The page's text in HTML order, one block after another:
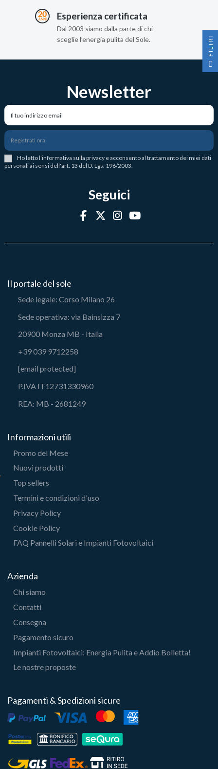
Esperienza certificata
Dal 2003 siamo dalla parte di chi
sceglie l’energia pulita del Sole.
Newsletter
Registrati ora
Ho letto l'informativa sulla privacy e acconsento al trattamento dei miei dati
personali ai sensi dell'art. 13 del D. Lgs. 196/2003.
Seguici
Il portale del sole
Sede legale: Corso Milano 26
Sede operativa: via Bainsizza 7
20900 Monza MB - Italia
+39 039 9712258
[email protected]
P.IVA IT12731330960
REA: MB - 2681249
Informazioni utili
Promo del Mese
Nuovi prodotti
Top sellers
Termini e condizioni d'uso
Privacy Policy
Cookie Policy
FAQ Pannelli Solari e Impianti Fotovoltaici
Azienda
Chi siamo
Contatti
Consegna
Pagamento sicuro
Impianti Fotovoltaici: Energia Pulita e Addio Bolletta!
Le nostre proposte
Pagamenti & Spedizioni sicure
I